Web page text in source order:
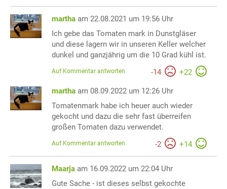
martha am 22.08.2021 um 19:56 Uhr
Ich gebe das Tomaten mark in Dunstgläser
und diese lagern wir in unseren Keller welcher
dunkel und ganzjährig um die 10 Grad kühl ist.
-14 +22
Auf Kommentar antworten
martha am 08.09.2022 um 12:26 Uhr
Tomatenmark habe ich heuer auch wieder
gekocht und dazu die sehr fast überreifen
großen Tomaten dazu verwendet.
-2 +14
Auf Kommentar antworten
Maarja am 16.09.2022 um 22:04 Uhr
Gute Sache - ist dieses selbst gekochte